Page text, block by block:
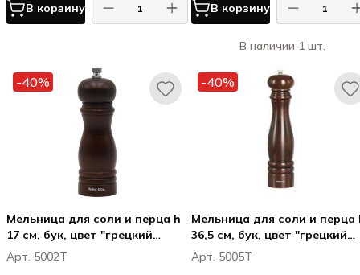
В корзину В корзину
В наличии 1 шт.
-40%
Мельница для соли и перца h
17 см, бук, цвет "грецкий
орех", СПАЙС & КО / SPICE &
CO
Арт. 5002T
-40%
Мельница для соли и перца
36,5 см, бук, цвет "грецкий
орех", СПАЙС & КО / SPICE &
CO
Арт. 5005T